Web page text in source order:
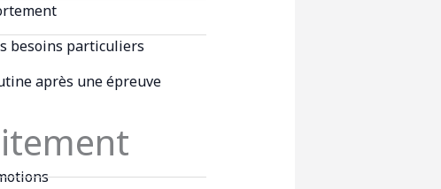
besoins particuliers
après une épreuve